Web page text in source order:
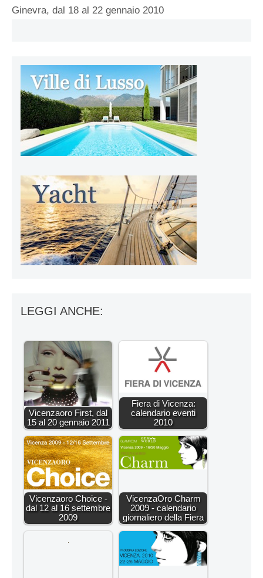
Ginevra, dal 18 al 22 gennaio 2010
LEGGI ANCHE:
Vicenzaoro First, dal
15 al 20 gennaio 2011
Fiera di Vicenza:
calendario eventi
2010
Vicenzaoro Choice -
dal 12 al 16 settembre
2009
VicenzaOro Charm
2009 - calendario
giornaliero della Fiera